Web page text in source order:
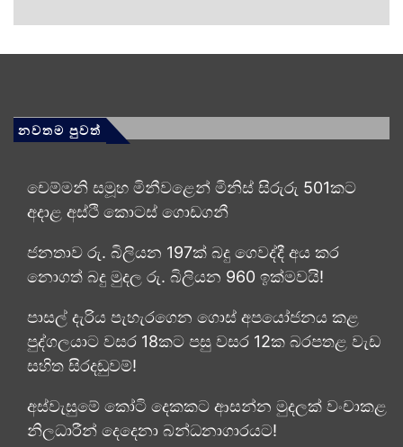
නවතම පුවත්
චෙම්මනි සමූහ මිනීවළෙන් මිනිස් සිරුරු 501කට
අදාළ අස්ථි කොටස් ගොඩගනී
ජනතාව රු. බිලියන 197ක් බදු ගෙවද්දී අය කර
නොගත් බදු මුදල රු. බිලියන 960 ඉක්මවයි!
පාසල් දැරිය පැහැරගෙන ගොස් අපයෝජනය කළ
පුද්ගලයාට වසර 18කට පසු වසර 12ක බරපතළ වැඩ
සහිත සිරදඬුවම්!
අස්වැසුමේ කෝටි දෙකකට ආසන්න මුදලක් වංචාකළ
නිලධාරීන් දෙදෙනා බන්ධනාගාරයට!